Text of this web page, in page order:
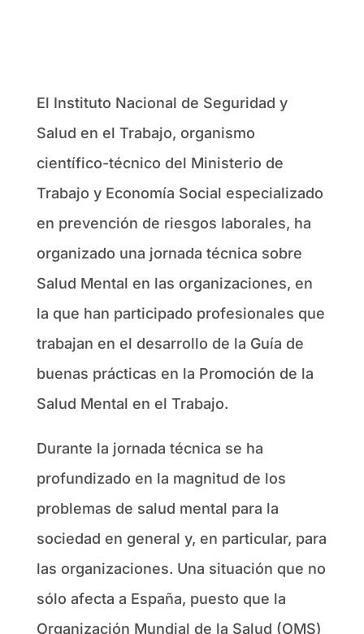
El Instituto Nacional de Seguridad y
Salud en el Trabajo, organismo
científico-técnico del Ministerio de
Trabajo y Economía Social especializado
en prevención de riesgos laborales, ha
organizado una jornada técnica sobre
Salud Mental en las organizaciones, en
la que han participado profesionales que
trabajan en el desarrollo de la Guía de
buenas prácticas en la Promoción de la
Salud Mental en el Trabajo.
Durante la jornada técnica se ha
profundizado en la magnitud de los
problemas de salud mental para la
sociedad en general y, en particular, para
las organizaciones. Una situación que no
sólo afecta a España, puesto que la
Organización Mundial de la Salud (OMS)